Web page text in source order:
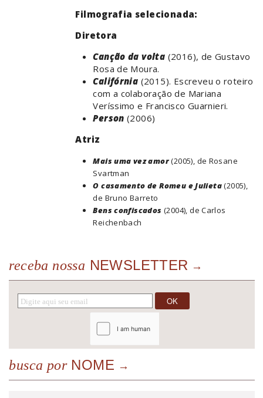
Filmografia selecionada:
Diretora
Canção da volta (2016), de Gustavo
Rosa de Moura.
Califórnia (2015). Escreveu o roteiro
com a colaboração de Mariana
Veríssimo e Francisco Guarnieri.
Person (2006)
Atriz
Mais uma vez amor(2005), de Rosane
Svartman
O casamento de Romeu e Julieta(2005),
de Bruno Barreto
Bens confiscados (2004), de Carlos
Reichenbach
receba nossa NEWSLETTER
busca porNOME